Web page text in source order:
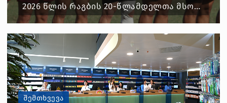
2026 ᲬᲚᲘᲡ ᲠᲐᲒᲑᲘᲡ 20-ᲬᲚᲐᲛᲓᲔᲚᲗᲐ ᲛᲡᲝᲤᲚᲘᲝ...
ᲨᲔᲛᲗᲮᲕᲔᲕᲐ